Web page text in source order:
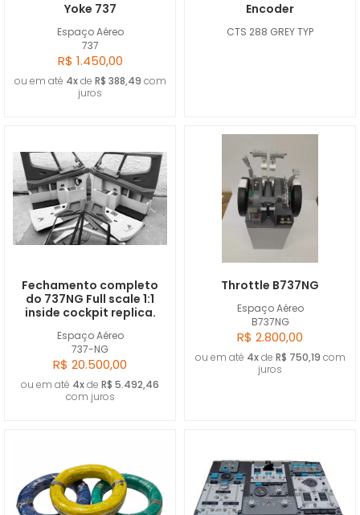
Espaço Aéreo
737
Yoke 737
R$ 1.450,00
ou em até 4xde R$ 388,49 com
juros
CTS 288 GREY TYP
Encoder
Espaço Aéreo
737-NG
Fechamento completo
do 737NG Full scale 1:1
inside cockpit replica.
R$ 20.500,00
ou em até 4xde R$ 5.492,46
com juros
Espaço Aéreo
B737NG
Throttle B737NG
R$ 2.800,00
ou em até 4xde R$ 750,19 com
juros